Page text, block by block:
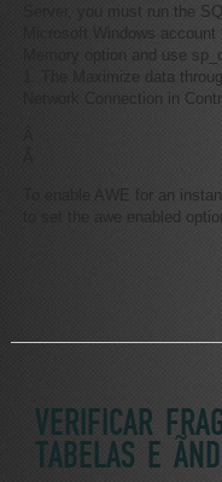
Server, you must run the
Microsoft Windows
Memory option and use
1. The Maximize data
Network Connection in
To enable AWE for an
to set the awe enabled
VERIFICAR
TABELAS E